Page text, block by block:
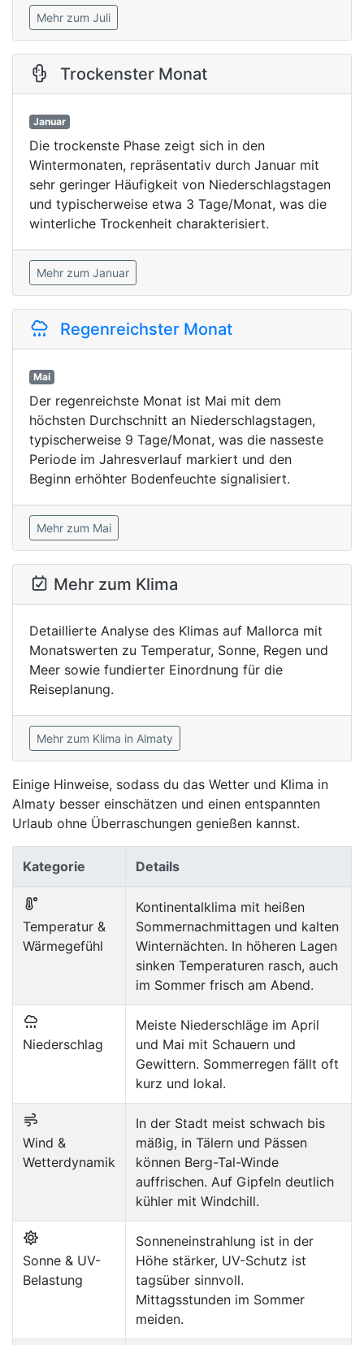
Mehr zum Juli
Trockenster Monat
Januar
Die trockenste Phase zeigt sich in den
Wintermonaten, repräsentativ durch Januar mit
sehr geringer Häufigkeit von Niederschlagstagen
und typischerweise etwa 3 Tage/Monat, was die
winterliche Trockenheit charakterisiert.
Mehr zum Januar
Regenreichster Monat
Mai
Der regenreichste Monat ist Mai mit dem
höchsten Durchschnitt an Niederschlagstagen,
typischerweise 9 Tage/Monat, was die nasseste
Periode im Jahresverlauf markiert und den
Beginn erhöhter Bodenfeuchte signalisiert.
Mehr zum Mai
Mehr zum Klima
Detaillierte Analyse des Klimas auf Mallorca mit
Monatswerten zu Temperatur, Sonne, Regen und
Meer sowie fundierter Einordnung für die
Reiseplanung.
Mehr zum Klima in Almaty
Einige Hinweise, sodass du das Wetter und Klima in
Almaty besser einschätzen und einen entspannten
Urlaub ohne Überraschungen genießen kannst.
Kategorie Details
Temperatur &
Wärmegefühl
Kontinentalklima mit heißen
Sommernachmittagen und kalten
Winternächten. In höheren Lagen
sinken Temperaturen rasch, auch
im Sommer frisch am Abend.
Niederschlag
Meiste Niederschläge im April
und Mai mit Schauern und
Gewittern. Sommerregen fällt oft
kurz und lokal.
Wind &
Wetterdynamik
In der Stadt meist schwach bis
mäßig, in Tälern und Pässen
können Berg-Tal-Winde
auffrischen. Auf Gipfeln deutlich
kühler mit Windchill.
Sonne & UV-
Belastung
Sonneneinstrahlung ist in der
Höhe stärker, UV-Schutz ist
tagsüber sinnvoll.
Mittagsstunden im Sommer
meiden.